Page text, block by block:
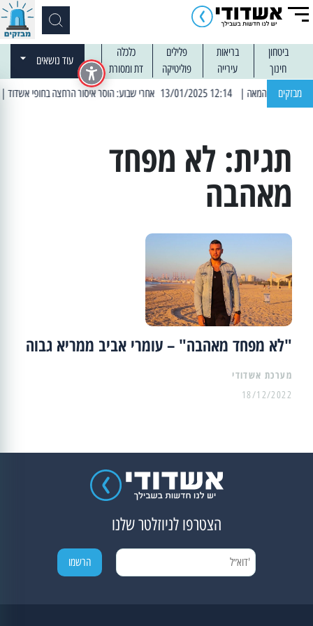
ביטחון בריאות פלילים
כלכלה
חינוך
עירייה פוליטיקה דת ומסורת
עוד נושאים
מבזקים | 12:14 13/01/2025 אחרי שבוע: הוסר איסור הרחצה בחופי אשדוד | 13:04 14/01/2025 עובדים בלילות:
תגית: לא מפחד
מאהבה
"לא מפחד מאהבה" – עומרי אביב ממריא גבוה
מערכת אשדודי
18/12/2022
הצטרפו לניוזלטר שלנו